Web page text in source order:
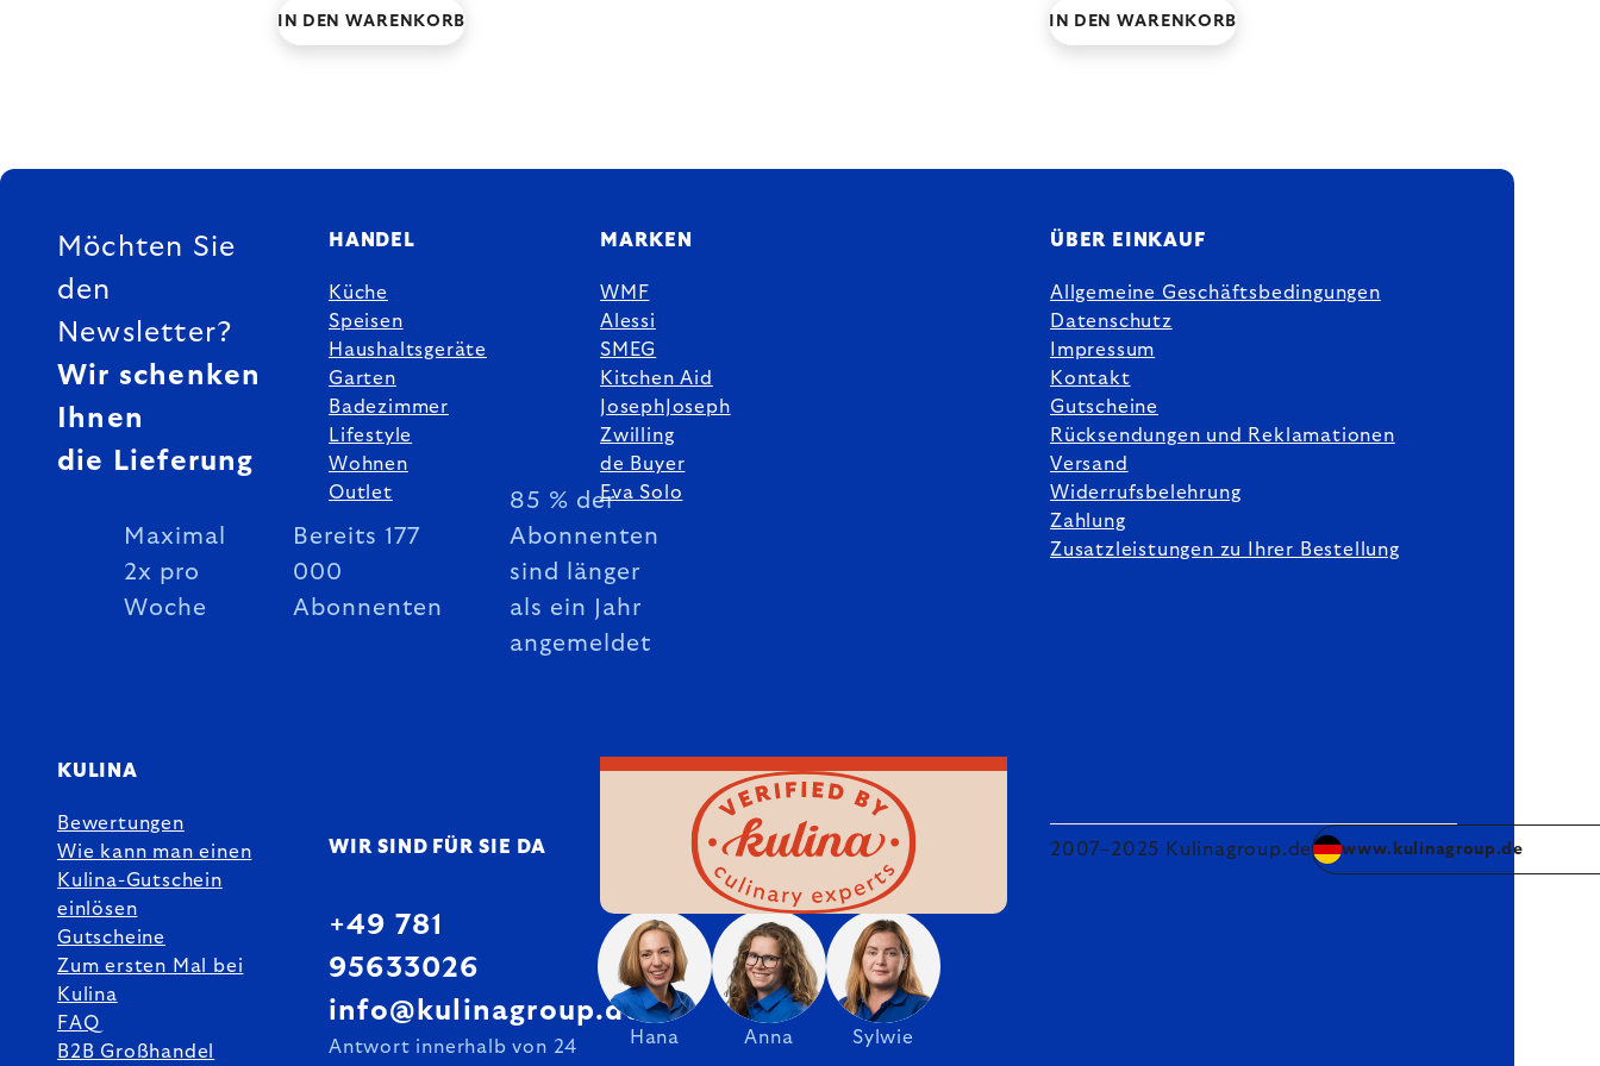
IN DEN WARENKORB IN DEN WARENKORB
FUSSZEILE
Möchten Sie
den
Newsletter?
Wir schenken
Ihnen
die Lieferung
Maximal
2x pro
Woche
Bereits 177
000
Abonnenten
85 % der
Abonnenten
sind länger
als ein Jahr
angemeldet
HANDEL
Küche
Speisen
Haushaltsgeräte
Garten
Badezimmer
Lifestyle
Wohnen
Outlet
MARKEN
WMF
Alessi
SMEG
Kitchen Aid
JosephJoseph
Zwilling
de Buyer
Eva Solo
ÜBER EINKAUF
Allgemeine Geschäftsbedingungen
Datenschutz
Impressum
Kontakt
Gutscheine
Rücksendungen und Reklamationen
Versand
Widerrufsbelehrung
Zahlung
Zusatzleistungen zu Ihrer Bestellung
KULINA
Bewertungen
Wie kann man einen
Kulina-Gutschein
einlösen
Gutscheine
Zum ersten Mal bei
Kulina
FAQ
B2B Großhandel
WIR SIND FÜR SIE DA
Hana Anna Sylwie
+49 781
95633026
info@kulinagroup.de
Antwort innerhalb von 24
2007–2025 Kulinagroup.de www.kulinagroup.de